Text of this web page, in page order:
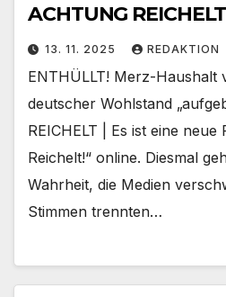
ACHTUNG
13. 11. 2025 REDAKTION
ENTHÜLLT! Merz-Haushalt
deutscher Wohlstand
REICHELT | Es ist eine neue
Reichelt!“ online. Diesmal
Wahrheit, die Medien
Stimmen trennten…